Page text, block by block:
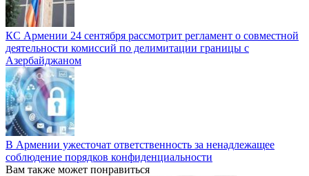
КС Армении 24 сентября рассмотрит регламент о совместной
деятельности комиссий по делимитации границы с
Азербайджаном
В Армении ужесточат ответственность за ненадлежащее
соблюдение порядков конфиденциальности
Вам также может понравиться